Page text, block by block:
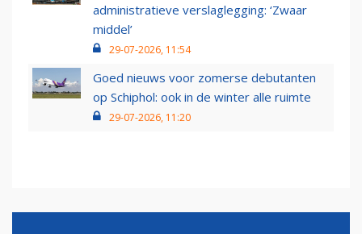
administratieve verslaglegging: ‘Zwaar
middel’
29-07-2026, 11:54
Goed nieuws voor zomerse debutanten
op Schiphol: ook in de winter alle ruimte
29-07-2026, 11:20